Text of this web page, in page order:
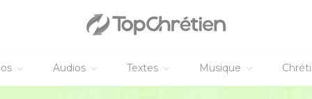
Audios Textes Musique
et ils avaient vu tous les miracles qu’il y avait faits.
Galilée, où il avait changé l’eau en vin. Or, à *Capernaüm
était revenu de *Judée en Galilée, il alla le trouver et le
mourir.